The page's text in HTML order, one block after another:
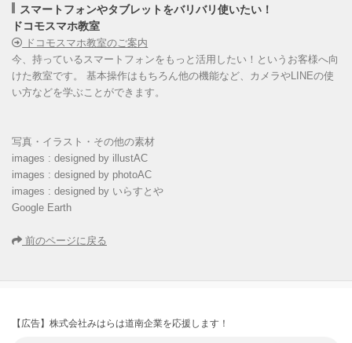
スマートフォンやタブレットをバリバリ使いたい！
ドコモスマホ教室
ドコモスマホ教室のご案内
今、持っているスマートフォンをもっと活用したい！というお客様へ向
けた教室です。 基本操作はもちろん他の機能など、カメラやLINEの使
い方などを学ぶことができます。
写真・イラスト・その他の素材
images : designed by illustAC
images : designed by photoAC
images : designed by いらすとや
Google Earth
前のページに戻る
【広告】株式会社みはらは道南企業を応援します！